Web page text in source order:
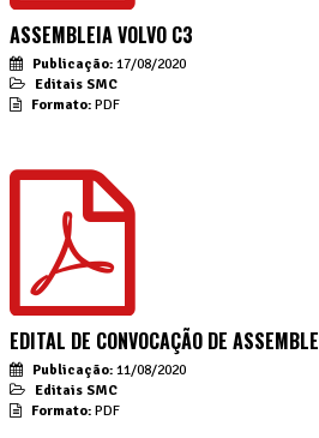
ASSEMBLEIA VOLVO C3
Publicação: 17/08/2020
Editais SMC
Formato: PDF
EDITAL DE CONVOCAÇÃO DE
Publicação: 11/08/2020
Editais SMC
Formato: PDF